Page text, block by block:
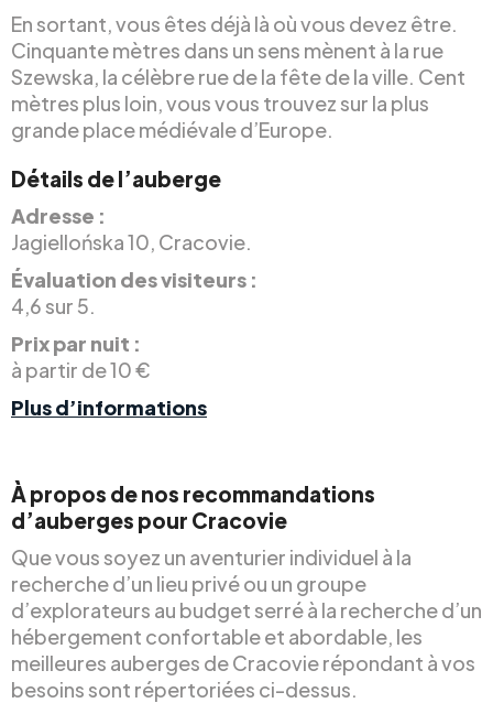
En sortant, vous êtes déjà là où vous devez être.
Cinquante mètres dans un sens mènent à la rue
Szewska, la célèbre rue de la fête de la ville. Cent
mètres plus loin, vous vous trouvez sur la plus
grande place médiévale d’Europe.
Détails de l’auberge
Adresse :
Jagiellońska 10, Cracovie.
Évaluation des visiteurs :
4,6 sur 5.
Prix par nuit :
à partir de 10 €
Plus d’informations
À propos de nos recommandations
d’auberges pour Cracovie
Que vous soyez un aventurier individuel à la
recherche d’un lieu privé ou un groupe
d’explorateurs au budget serré à la recherche d’un
hébergement confortable et abordable, les
meilleures auberges de Cracovie répondant à vos
besoins sont répertoriées ci-dessus.